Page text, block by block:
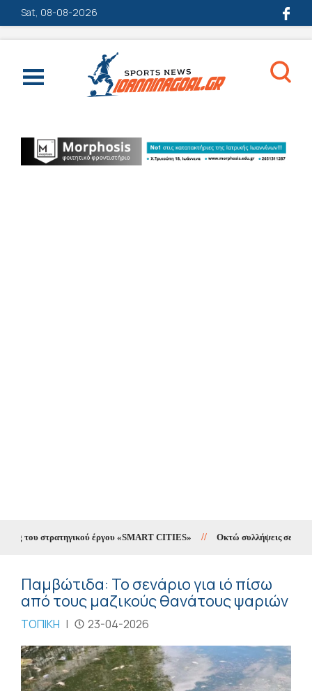
Sat, 08-08-2026
του στρατηγικού έργου «SMART CITIES» // Οκτώ συλλήψεις σε δέκα
Παμβώτιδα: Το σενάριο για ιό πίσω
από τους μαζικούς θανάτους ψαριών
ΤΟΠΙΚΗ | 23-04-2026